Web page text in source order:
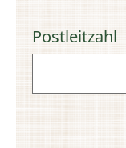
Postleitzahl